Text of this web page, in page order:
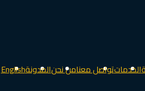
الخدماتتواصل معنامن نحنالمدونةEnglish